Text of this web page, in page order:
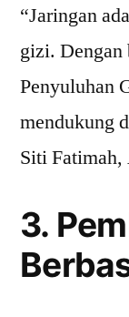
“Jaringan
gizi. Dengan
Penyuluhan
mendukung
Siti
3.